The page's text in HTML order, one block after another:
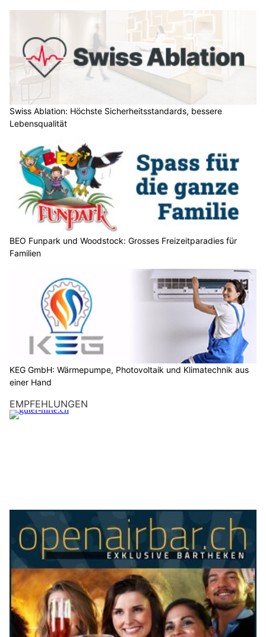
Swiss Ablation: Höchste Sicherheitsstandards, bessere
Lebensqualität
BEO Funpark und Woodstock: Grosses Freizeitparadies für
Familien
KEG GmbH: Wärmepumpe, Photovoltaik und Klimatechnik aus
einer Hand
EMPFEHLUNGEN